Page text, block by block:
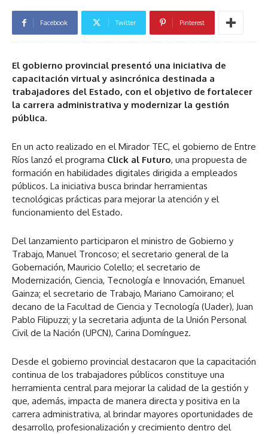
Facebook Twitter Pinterest
El gobierno provincial presentó una iniciativa de
capacitación virtual y asincrónica destinada a
trabajadores del Estado, con el objetivo de fortalecer
la carrera administrativa y modernizar la gestión
pública.
En un acto realizado en el Mirador TEC, el gobierno de Entre
Ríos lanzó el programa Click al Futuro, una propuesta de
formación en habilidades digitales dirigida a empleados
públicos. La iniciativa busca brindar herramientas
tecnológicas prácticas para mejorar la atención y el
funcionamiento del Estado.
Del lanzamiento participaron el ministro de Gobierno y
Trabajo, Manuel Troncoso; el secretario general de la
Gobernación, Mauricio Colello; el secretario de
Modernización, Ciencia, Tecnología e Innovación, Emanuel
Gainza; el secretario de Trabajo, Mariano Camoirano; el
decano de la Facultad de Ciencia y Tecnología (Uader), Juan
Pablo Filipuzzi; y la secretaria adjunta de la Unión Personal
Civil de la Nación (UPCN), Carina Domínguez.
Desde el gobierno provincial destacaron que la capacitación
continua de los trabajadores públicos constituye una
herramienta central para mejorar la calidad de la gestión y
que, además, impacta de manera directa y positiva en la
carrera administrativa, al brindar mayores oportunidades de
desarrollo, profesionalización y crecimiento dentro del